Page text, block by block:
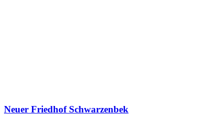
Neuer Friedhof Schwarzenbek